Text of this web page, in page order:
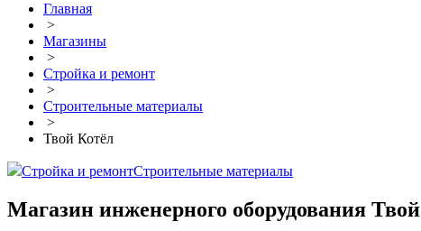
Главная
>
Магазины
>
Стройка и ремонт
>
Строительные материалы
>
Твой Котёл
Стройка и ремонтСтроительные материалы
Магазин инженерного оборудования